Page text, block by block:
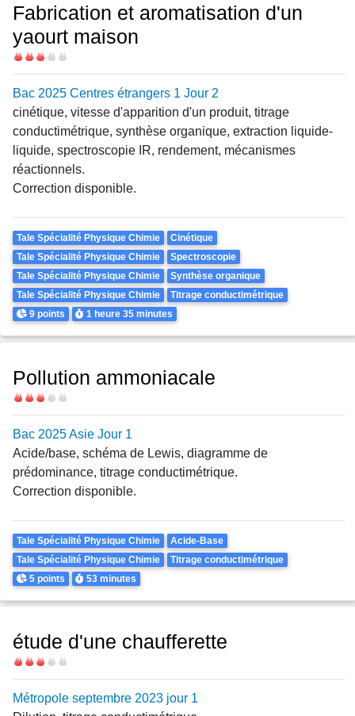
Fabrication et aromatisation d'un
yaourt maison
Difficulté
Bac 2025 Centres étrangers 1 Jour 2
cinétique, vitesse d'apparition d'un produit, titrage
conductimétrique, synthèse organique, extraction liquide-
liquide, spectroscopie IR, rendement, mécanismes
réactionnels.
Correction disponible.
Theme
Tale Spécialité Physique Chimie
Cinétique
Tale Spécialité Physique Chimie
Spectroscopie
Tale Spécialité Physique Chimie
Synthèse organique
Tale Spécialité Physique Chimie
Titrage conductimétrique
Points
9 points Durée
1 heure35 minutes
Pollution ammoniacale
Difficulté
Bac 2025 Asie Jour 1
Acide/base, schéma de Lewis, diagramme de
prédominance, titrage conductimétrique.
Correction disponible.
Theme
Tale Spécialité Physique Chimie
Acide-Base
Tale Spécialité Physique Chimie
Titrage conductimétrique
Points
5 points Durée
53 minutes
étude d'une chaufferette
Difficulté
Métropole septembre 2023 jour 1